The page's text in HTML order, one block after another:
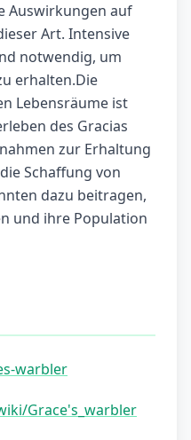
Auswirkungen auf
Art. Intensive
notwendig, um
erhalten.Die
Lebensräume ist
des Gracias
zur Erhaltung
Schaffung von
dazu beitragen,
und ihre Population
warbler
Grace's_warbler